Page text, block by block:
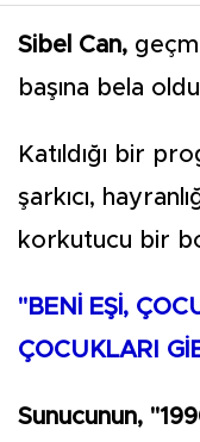
Sibel Can,
başına bela
Katıldığı bir
şarkıcı,
korkutucu bir
"BENİ EŞİ,
ÇOCUKLARI
Sunucunun,